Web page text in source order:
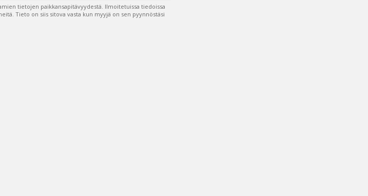
tietojen paikkansapitävyydestä. Ilmoitetuissa tiedoissa
Tieto on siis sitova vasta kun myyjä on sen pyynnöstäsi